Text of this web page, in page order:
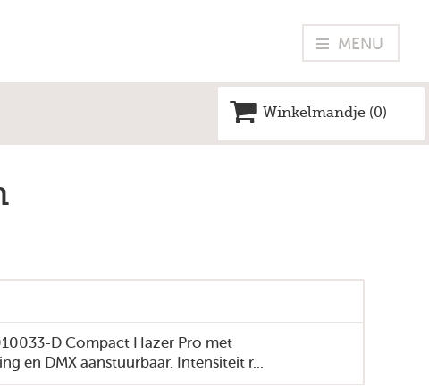
MENU
Winkelmandje (0)
D Compact Hazer Pro met
en DMX aanstuurbaar. Intensiteit r...
Vrije tijd
Voor lokale ambtenaren
Nieuws
Kalender